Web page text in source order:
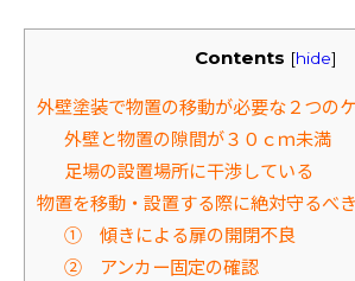
Contents [hide]
外壁塗装で物置の移動が必要な２つの
外壁と物置の隙間が３０ｃｍ未満
足場の設置場所に干渉している
物置を移動・設置する際に絶対守るべ
① 傾きによる扉の開閉不良
② アンカー固定の確認